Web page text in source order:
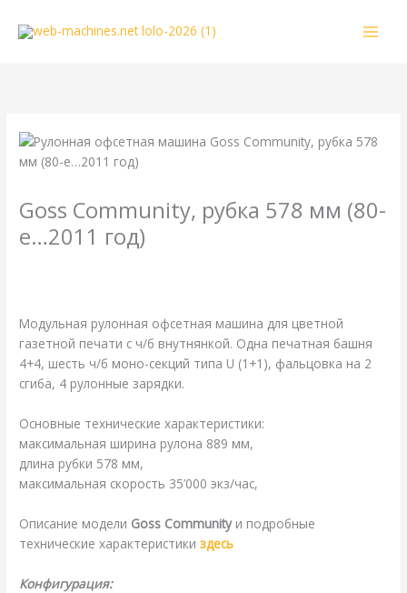
Goss Community, рубка 578 мм (80-
е…2011 год)
Модульная рулонная офсетная машина для цветной
газетной печати с ч/б внутнянкой. Одна печатная башня
4+4, шесть ч/б моно-секций типа U (1+1), фальцовка на 2
сгиба, 4 рулонные зарядки.
Основные технические характеристики:
максимальная ширина рулона 889 мм,
длина рубки 578 мм,
максимальная скорость 35’000 экз/час,
Описание модели Goss Communityи подробные
технические характеристики здесь
Конфигурация: